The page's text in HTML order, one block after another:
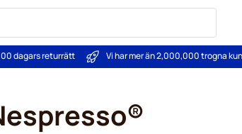
dagars returrätt Vi har mer än 2,000,000 trogna